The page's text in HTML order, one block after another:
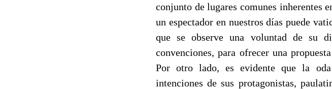
conjunto de lugares comunes inherentes
un espectador en nuestros días puede
que se observe una voluntad de su
convenciones, para ofrecer una
Por otro lado, es evidente que la
intenciones de sus protagonistas,